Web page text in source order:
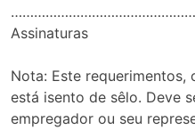
Assinaturas
Nota: Este requerimentos,
está isento de sêlo. Deve
empregador ou seu